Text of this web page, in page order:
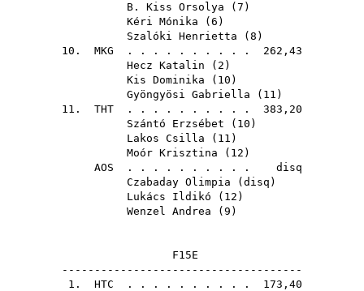
B. Kiss Orsolya ( 7 )
Kéri Mónika ( 6 )
Szalóki Henrietta ( 8 )
10. MKG . . . . . . . . . . 262,43
Hecz Katalin ( 2 )
Kis Dominika ( 10 )
Gyöngyösi Gabriella ( 11 )
11. THT . . . . . . . . . . 383,20
Szántó Erzsébet ( 10 )
Lakos Csilla ( 11 )
Moór Krisztina ( 12 )
AOS . . . . . . . . . . disq
Czabaday Olimpia ( disq )
Lukács Ildikó ( 12 )
Wenzel Andrea ( 9 )
F15E
-------------------------------------
1. HTC . . . . . . . . . . 173,40